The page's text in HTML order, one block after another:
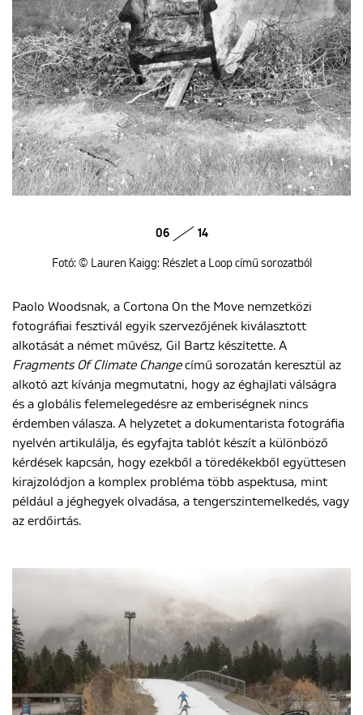
06 14
Fotó: © Lauren Kaigg: Részlet a Loop című sorozatból
Paolo Woodsnak, a Cortona On the Move nemzetközi
fotográfiai fesztivál egyik szervezőjének kiválasztott
alkotását a német művész, Gil Bartz készítette. A
Fragments Of Climate Changecímű sorozatán keresztül az
alkotó azt kívánja megmutatni, hogy az éghajlati válságra
és a globális felemelegedésre az emberiségnek nincs
érdemben válasza. A helyzetet a dokumentarista fotográfia
nyelvén artikulálja, és egyfajta tablót készít a különböző
kérdések kapcsán, hogy ezekből a töredékekből együttesen
kirajzolódjon a komplex probléma több aspektusa, mint
például a jéghegyek olvadása, a tengerszintemelkedés, vagy
az erdőirtás.